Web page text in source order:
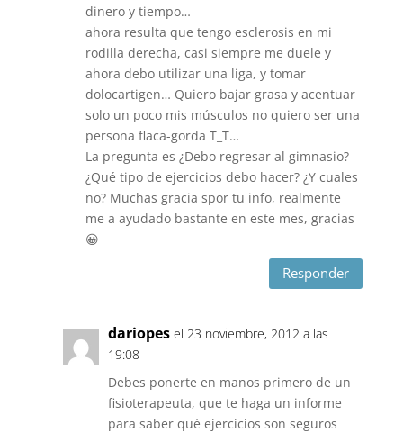
dinero y tiempo…
ahora resulta que tengo esclerosis en mi
rodilla derecha, casi siempre me duele y
ahora debo utilizar una liga, y tomar
dolocartigen… Quiero bajar grasa y acentuar
solo un poco mis músculos no quiero ser una
persona flaca-gorda T_T…
La pregunta es ¿Debo regresar al gimnasio?
¿Qué tipo de ejercicios debo hacer? ¿Y cuales
no? Muchas gracia spor tu info, realmente
me a ayudado bastante en este mes, gracias
😀
Responder
dariopes el 23 noviembre, 2012 a las
19:08
Debes ponerte en manos primero de un
fisioterapeuta, que te haga un informe
para saber qué ejercicios son seguros